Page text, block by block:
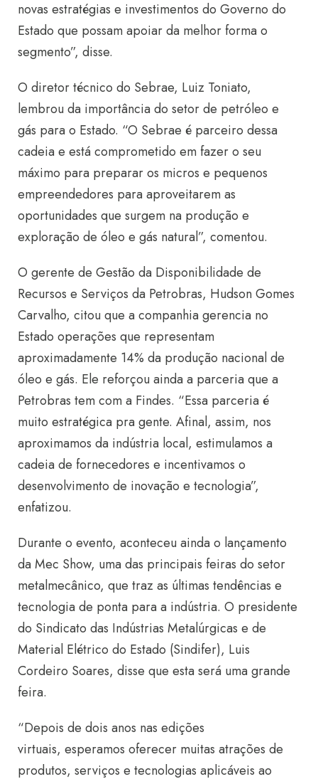
novas estratégias e investimentos do Governo do
Estado que possam apoiar da melhor forma o
segmento”, disse.
O diretor técnico do Sebrae, Luiz Toniato,
lembrou da importância do setor de petróleo e
gás para o Estado. “O Sebrae é parceiro dessa
cadeia e está comprometido em fazer o seu
máximo para preparar os micros e pequenos
empreendedores para aproveitarem as
oportunidades que surgem na produção e
exploração de óleo e gás natural”, comentou.
O gerente de Gestão da Disponibilidade de
Recursos e Serviços da Petrobras, Hudson Gomes
Carvalho, citou que a companhia gerencia no
Estado operações que representam
aproximadamente 14% da produção nacional de
óleo e gás. Ele reforçou ainda a parceria que a
Petrobras tem com a Findes. “Essa parceria é
muito estratégica pra gente. Afinal, assim, nos
aproximamos da indústria local, estimulamos a
cadeia de fornecedores e incentivamos o
desenvolvimento de inovação e tecnologia”,
enfatizou.
Durante o evento, aconteceu ainda o lançamento
da Mec Show, uma das principais feiras do setor
metalmecânico, que traz as últimas tendências e
tecnologia de ponta para a indústria. O presidente
do Sindicato das Indústrias Metalúrgicas e de
Material Elétrico do Estado (Sindifer), Luis
Cordeiro Soares, disse que esta será uma grande
feira.
“Depois de dois anos nas edições
virtuais, esperamos oferecer muitas atrações de
produtos, serviços e tecnologias aplicáveis ao